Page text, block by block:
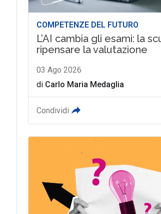
COMPETENZE DEL FUTURO
L’AI cambia gli esami: la
ripensare la valutazione
03 Ago 2026
di Carlo Maria Medaglia
Condividi